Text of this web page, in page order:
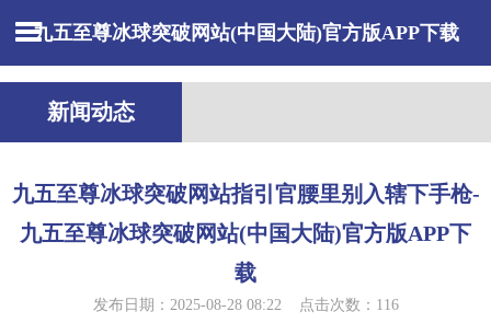
九五至尊冰球突破网站(中国大陆)官方版APP下载
新闻动态
九五至尊冰球突破网站指引官腰里别入辖下手枪-
九五至尊冰球突破网站(中国大陆)官方版APP下
载
发布日期：2025-08-28 08:22 点击次数：116